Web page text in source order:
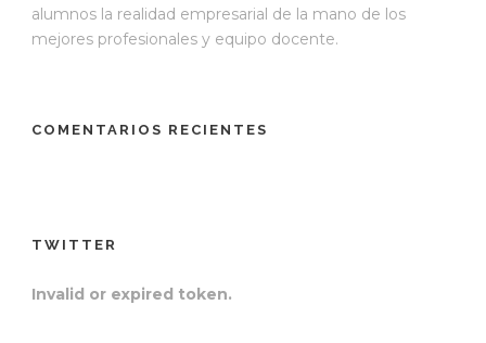
alumnos la realidad empresarial de la mano de los
mejores profesionales y equipo docente.
COMENTARIOS RECIENTES
TWITTER
Invalid or expired token.